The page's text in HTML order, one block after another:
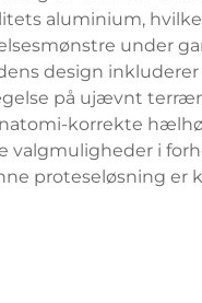
aluminium,
under
design
på ujævnt
korrekte
valgmuligheder i
proteseløsning